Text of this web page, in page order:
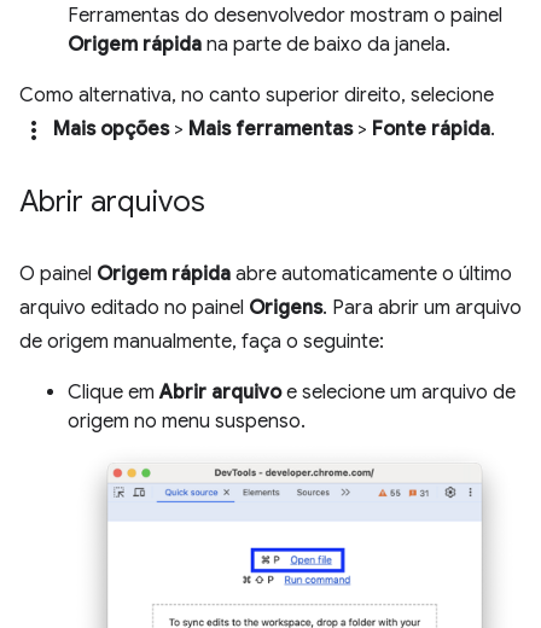
Ferramentas do desenvolvedor mostram o painel
Origem rápida na parte de baixo da janela.
Como alternativa, no canto superior direito, selecione
more_vert Mais opções> Mais ferramentas> Fonte rápida.
Abrir arquivos
O painel Origem rápida abre automaticamente o último
arquivo editado no painel Origens. Para abrir um arquivo
de origem manualmente, faça o seguinte:
Clique emAbrir arquivoe selecione um arquivo de
origem no menu suspenso.